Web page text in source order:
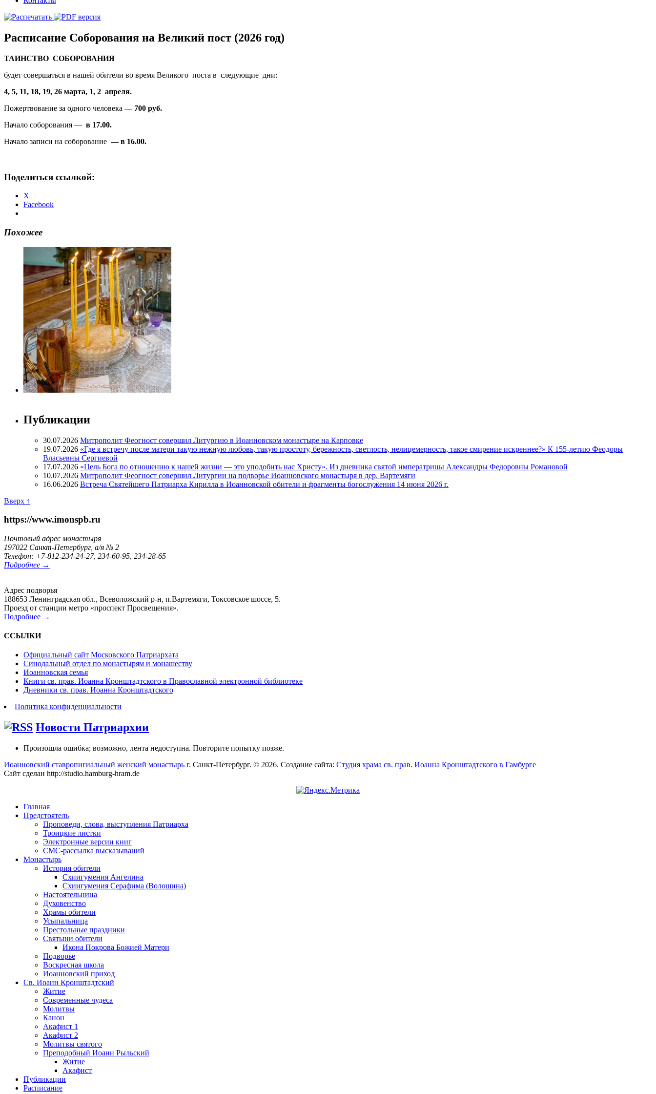
Расписание Соборования на Великий пост (2026 год)
ТАИНСТВО СОБОРОВАНИЯ
будет совершаться в нашей обители во время Великого поста в следующие дни:
4, 5, 11, 18, 19, 26 марта, 1, 2 апреля.
Пожертвование за одного человека — 700 руб.
Начало соборования — в 17.00.
Начало записи на соборование — в 16.00.
Поделиться ссылкой:
X
Facebook
Похожее
Публикации
30.07.2026 Митрополит Феогност совершил Литургию в Иоанновском монастыре на Карповке
19.07.2026 «Где я встречу после матери такую нежную любовь, такую простоту, бережность, светлость, нелицемерность, такое смирение искреннее?» К 155-летию Феодоры
Власьевны Сергиевой
17.07.2026 «Цель Бога по отношению к нашей жизни — это уподобить нас Христу». Из дневника святой императрицы Александры Федоровны Романовой
10.07.2026 Митрополит Феогност совершил Литургии на подворье Иоанновского монастыря в дер. Вартемяги
16.06.2026 Встреча Святейшего Патриарха Кирилла в Иоанновской обители и фрагменты богослужения 14 июня 2026 г.
Вверх ↑
https://www.imonspb.ru
Почтовый адрес монастыря
197022 Санкт-Петербург, а/я № 2
Телефон: +7-812-234-24-27, 234-60-95, 234-28-65
Подробнее →
Адрес подворья
188653 Ленинградская обл., Всеволожский р-н, п.Вартемяги, Токсовское шоссе, 5.
Проезд от станции метро «проспект Просвещения».
Подробнее →
ССЫЛКИ
Официальный сайт Московского Патриархата
Синодальный отдел по монастырям и монашеству
Иоанновская семья
Книги св. прав. Иоанна Кронштадтского в Православной электронной библиотеке
Дневники св. прав. Иоанна Кронштадтского
Политика конфиденциальности
Новости Патриархии
Произошла ошибка; возможно, лента недоступна. Повторите попытку позже.
Иоанновский ставропигиальный женский монастырь г. Санкт-Петербург. © 2026. Создание сайта: Студия храма св. прав. Иоанна Кронштадтского в Гамбурге
Сайт сделан http://studio.hamburg-hram.de
Главная
Предстоятель
Проповеди, слова, выступления Патриарха
Троицкие листки
Электронные версии книг
СМС-рассылка высказываний
Монастырь
История обители
Схиигумения Ангелина
Схиигумения Серафима (Волошина)
Настоятельница
Духовенство
Храмы обители
Усыпальница
Престольные праздники
Святыни обители
Икона Покрова Божией Матери
Подворье
Воскресная школа
Иоанновский приход
Св. Иоанн Кронштадтский
Житие
Современные чудеса
Молитвы
Канон
Акафист 1
Акафист 2
Молитвы святого
Преподобный Иоанн Рыльский
Житие
Акафист
Публикации
Расписание